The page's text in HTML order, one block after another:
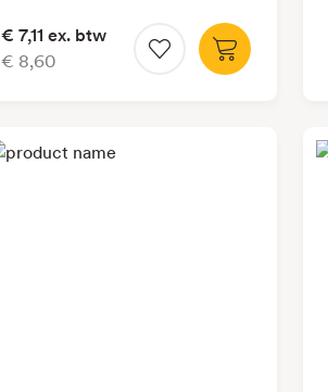
€ 7,11 ex. btw
€ 8,60